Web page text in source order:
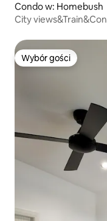
Condo w: Homebush
City
Wybór gości
Wybór gości